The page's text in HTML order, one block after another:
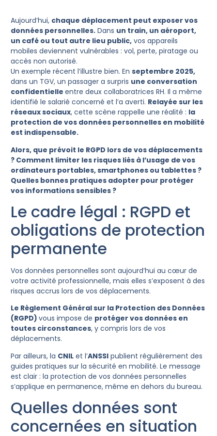
Aujourd’hui, chaque déplacement peut exposer vos
données personnelles. Dans un train, un aéroport,
un café ou tout autre lieu public, vos appareils
mobiles deviennent vulnérables : vol, perte, piratage ou
accès non autorisé.
Un exemple récent l’illustre bien. Enseptembre 2025,
dans un TGV, un passager a surpris une conversation
confidentielleentre deux collaboratrices RH. Il a même
identifié le salarié concerné et l’a averti. Relayée sur les
réseaux sociaux, cette scène rappelle une réalité : la
protection de vos données personnelles en mobilité
est indispensable.
Alors, que prévoit le RGPD lors de vos déplacements
? Comment limiter les risques liés à l’usage de vos
ordinateurs portables, smartphones ou tablettes ?
Quelles bonnes pratiques adopter pour protéger
vos informations sensibles ?
Le cadre légal : RGPD et
obligations de protection
permanente
Vos données personnelles sont aujourd’hui au cœur de
votre activité professionnelle, mais elles s’exposent à des
risques accrus lors de vos déplacements.
Le Règlement Général sur la Protection des Données
(RGPD)vous impose de protéger vos données en
toutes circonstances, y compris lors de vos
déplacements.
Par ailleurs, la CNIL et l’ANSSI publient régulièrement des
guides pratiques sur la sécurité en mobilité. Le message
est clair : la protection de vos données personnelles
s’applique en permanence, même en dehors du bureau.
Quelles données sont
concernées en situation